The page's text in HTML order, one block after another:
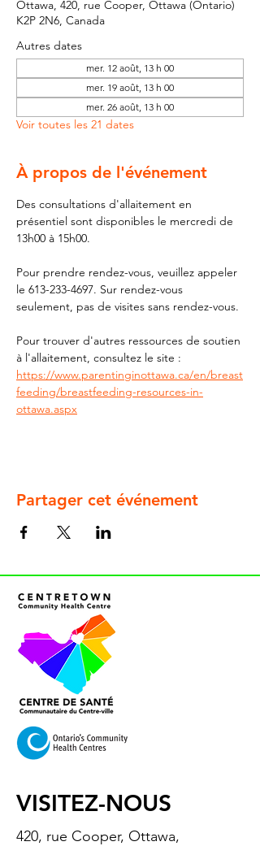
Ottawa, 420, rue Cooper, Ottawa (Ontario)
K2P 2N6, Canada
Autres dates
mer. 12 août, 13 h 00
mer. 19 août, 13 h 00
mer. 26 août, 13 h 00
Voir toutes les 21 dates
À propos de l'événement
Des consultations d'allaitement en
présentiel sont disponibles le mercredi de
13h00 à 15h00.
Pour prendre rendez-vous, veuillez appeler
le 613-233-4697. Sur rendez-vous
seulement, pas de visites sans rendez-vous.
Pour trouver d'autres ressources de soutien
à l'allaitement, consultez le site :
https://www.parentinginottawa.ca/en/breast
feeding/breastfeeding-resources-in-
ottawa.aspx
Partager cet événement
VISITEZ-NOUS
420, rue Cooper, Ottawa,